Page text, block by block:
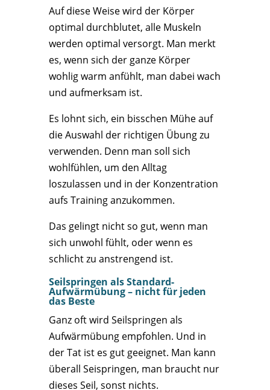
Auf diese Weise wird der Körper
optimal durchblutet, alle Muskeln
werden optimal versorgt. Man merkt
es, wenn sich der ganze Körper
wohlig warm anfühlt, man dabei wach
und aufmerksam ist.
Es lohnt sich, ein bisschen Mühe auf
die Auswahl der richtigen Übung zu
verwenden. Denn man soll sich
wohlfühlen, um den Alltag
loszulassen und in der Konzentration
aufs Training anzukommen.
Das gelingt nicht so gut, wenn man
sich unwohl fühlt, oder wenn es
schlicht zu anstrengend ist.
Seilspringen als Standard-
Aufwärmübung – nicht für jeden
das Beste
Ganz oft wird Seilspringen als
Aufwärmübung empfohlen. Und in
der Tat ist es gut geeignet. Man kann
überall Seispringen, man braucht nur
dieses Seil, sonst nichts.